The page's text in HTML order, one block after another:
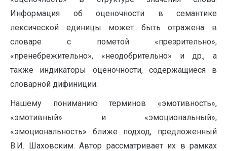
Информация об оценочности в семантике
лексической единицы может быть отражена в
словаре с пометой «презрительно»,
«пренебрежительно», «неодобрительно» и др., а
также индикаторы оценочности, содержащиеся в
словарной дифиниции.
Нашему пониманию терминов «эмотивность»,
«эмотивный» и «эмоциональ­ный»,
«эмоциональность» ближе подход, предложенный
В.И. Шахов­ским. Автор рассматривает их в рамках